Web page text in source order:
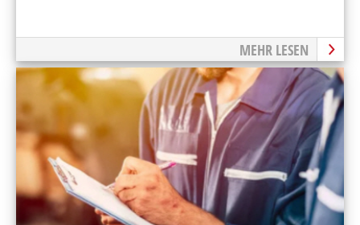
MEHR LESEN